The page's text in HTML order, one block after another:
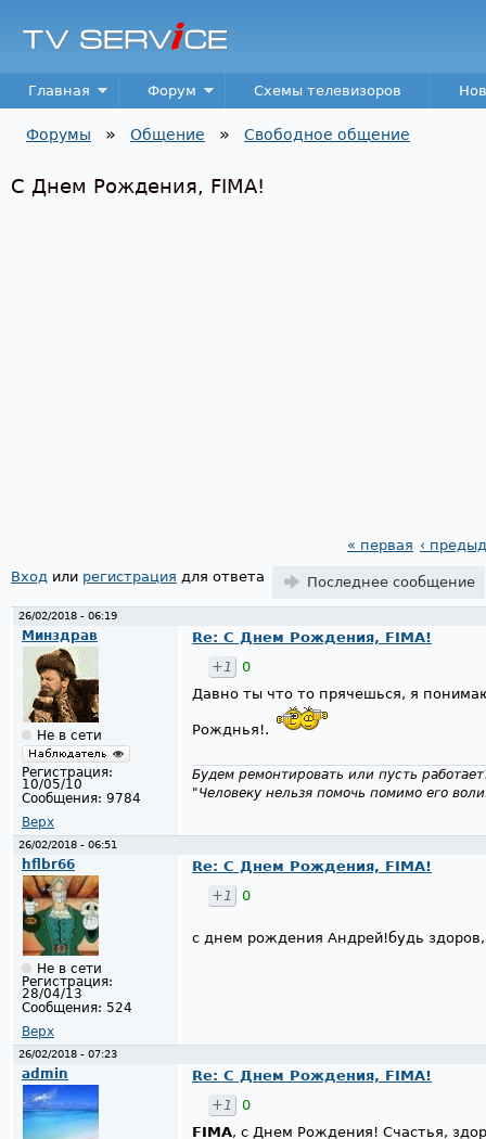
TV
Service
Main menu
Главная Форум Схемы телевизоров
Форумы » Общение » Свободное общение
С Днем Рождения, FIMA!
Страницы
« первая ‹
Вход или регистрация для ответа Последнее сообщение
26/02/2018 - 06:19
Минздрав
Не в сети
Регистрация:
10/05/10
Сообщения: 9784
Верх
Re: С Днем Рождения, FIMA!
+1
0
Давно ты что то прячешься, я
Рожднья!.
Будем ремонтировать или пусть
"Человеку нельзя помочь помимо его
26/02/2018 - 06:51
hflbr66
Не в сети
Регистрация:
28/04/13
Сообщения: 524
Верх
Re: С Днем Рождения, FIMA!
+1
0
с днем рождения Андрей!будь
26/02/2018 - 07:23
admin
Re: С Днем Рождения, FIMA!
+1
0
FIMA, с Днем Рождения! Счастья,